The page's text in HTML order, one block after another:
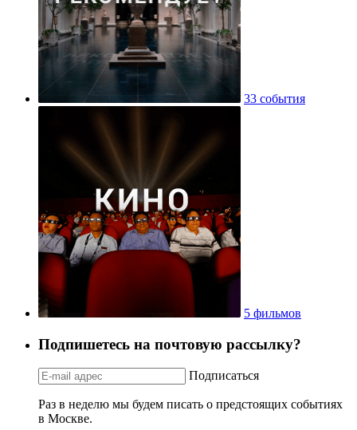
33 события
5 фильмов
Подпишетесь на почтовую рассылку?
Подписаться
Раз в неделю мы будем писать о предстоящих событиях
в Москве.